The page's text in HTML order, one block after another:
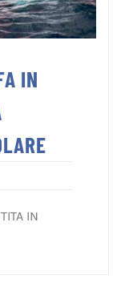
IN
IN